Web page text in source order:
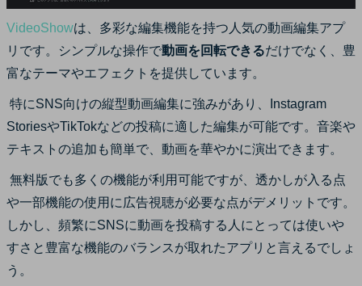
VideoShowは、多彩な編集機能を持つ人気の動画編集アプ
リです。シンプルな操作で動画を回転できるだけでなく、豊
富なテーマやエフェクトを提供しています。
特にSNS向けの縦型動画編集に強みがあり、Instagram
StoriesやTikTokなどの投稿に適した編集が可能です。音楽や
テキストの追加も簡単で、動画を華やかに演出できます。
無料版でも多くの機能が利用可能ですが、透かしが入る点
や一部機能の使用に広告視聴が必要な点がデメリットです。
しかし、頻繁にSNSに動画を投稿する人にとっては使いや
すさと豊富な機能のバランスが取れたアプリと言えるでしょ
う。